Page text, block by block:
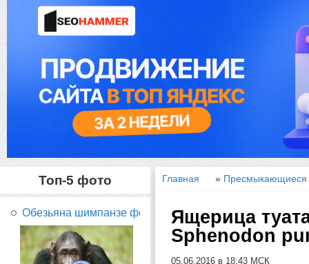
Топ-5 фото
Обезьяна шимпанзе фото...
Главная » Пресмыкающиеся
Ящерица
Sphenodon
05.06.2016 в 18:43 МСК